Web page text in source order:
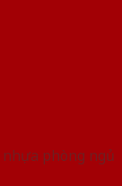
phòng ngủ